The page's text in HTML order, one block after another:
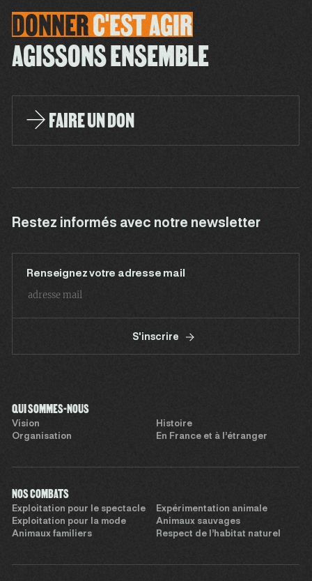
DONNERC'ESTAGIR
AGISSONS ENSEMBLE
FAIRE UN DON
Restez informés avec notre newsletter
Renseignez votre adresse mail
S'inscrire
QUI SOMMES-NOUS
Vision
Histoire
Organisation
En France et à l’étranger
NOS COMBATS
Exploitation pour le spectacle
Expérimentation animale
Exploitation pour la mode
Animaux sauvages
Animaux familiers
Respect de l’habitat naturel